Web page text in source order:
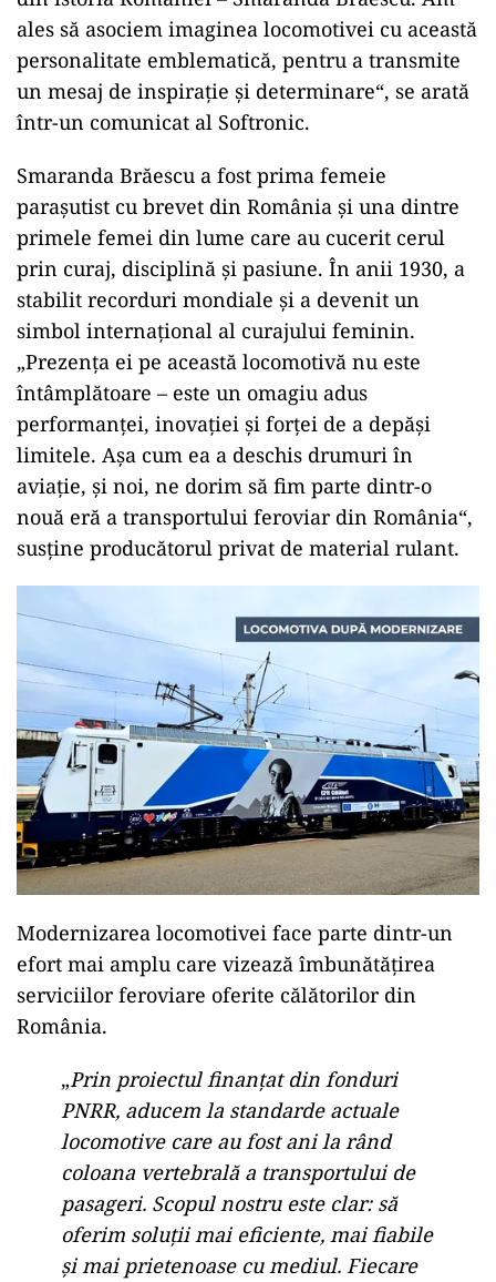
ales să asociem imaginea locomotivei cu această
personalitate emblematică, pentru a transmite
un mesaj de inspirație și determinare“, se arată
într-un comunicat al Softronic.
Smaranda Brăescu a fost prima femeie
parașutist cu brevet din România și una dintre
primele femei din lume care au cucerit cerul
prin curaj, disciplină și pasiune. În anii 1930, a
stabilit recorduri mondiale și a devenit un
simbol internațional al curajului feminin.
„Prezența ei pe această locomotivă nu este
întâmplătoare – este un omagiu adus
performanței, inovației și forței de a depăși
limitele. Așa cum ea a deschis drumuri în
aviație, și noi, ne dorim să fim parte dintr-o
nouă eră a transportului feroviar din România“,
susține producătorul privat de material rulant.
Modernizarea locomotivei face parte dintr-un
efort mai amplu care vizează îmbunătățirea
serviciilor feroviare oferite călătorilor din
România.
„Prin proiectul finanțat din fonduri
PNRR, aducem la standarde actuale
locomotive care au fost ani la rând
coloana vertebrală a transportului de
pasageri. Scopul nostru este clar: să
oferim soluții mai eficiente, mai fiabile
și mai prietenoase cu mediul. Fiecare